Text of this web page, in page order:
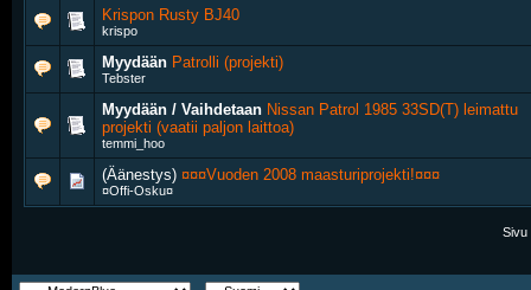
Krispon Rusty BJ40
krispo
Myydään Patrolli (projekti)
Tebster
Myydään / Vaihdetaan Nissan Patrol 1985 33SD(T) leimattu
projekti (vaatii paljon laittoa)
temmi_hoo
(Äänestys) ¤¤¤Vuoden 2008 maasturiprojekti!¤¤¤
¤Offi-Osku¤
Sivu